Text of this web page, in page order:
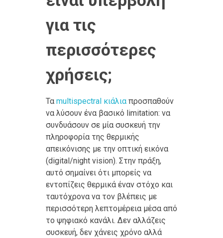
για τις
περισσότερες
χρήσεις;
Τα multispectral κιάλιαπροσπαθούν
να λύσουν ένα βασικό limitation: να
συνδυάσουν σε μία συσκευή την
πληροφορία της θερμικής
απεικόνισης με την οπτική εικόνα
(digital/night vision). Στην πράξη,
αυτό σημαίνει ότι μπορείς να
εντοπίζεις θερμικά έναν στόχο και
ταυτόχρονα να τον βλέπεις με
περισσότερη λεπτομέρεια μέσα από
το ψηφιακό κανάλι. Δεν αλλάζεις
συσκευή, δεν χάνεις χρόνο αλλά